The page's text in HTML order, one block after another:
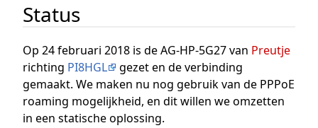
Status
Op 24 februari 2018 is de AG-HP-5G27 van Preutje
richting PI8HGL
gezet en de verbinding
gemaakt. We maken nu nog gebruik van de PPPoE
roaming mogelijkheid, en dit willen we omzetten
in een statische oplossing.